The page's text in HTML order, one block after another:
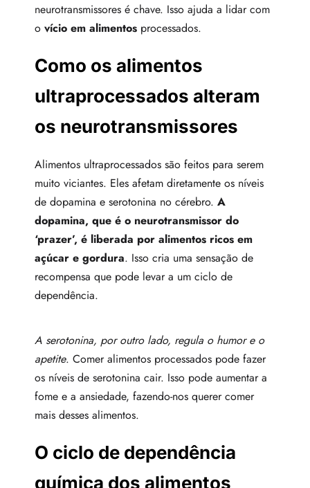
neurotransmissores é chave. Isso ajuda a lidar com
o vício em alimentos processados.
Como os alimentos
ultraprocessados alteram
os neurotransmissores
Alimentos ultraprocessados são feitos para serem
muito viciantes. Eles afetam diretamente os níveis
de dopamina e serotonina no cérebro. A
dopamina, que é o neurotransmissor do
‘prazer’, é liberada por alimentos ricos em
açúcar e gordura. Isso cria uma sensação de
recompensa que pode levar a um ciclo de
dependência.
A serotonina, por outro lado, regula o humor e o
apetite. Comer alimentos processados pode fazer
os níveis de serotonina cair. Isso pode aumentar a
fome e a ansiedade, fazendo-nos querer comer
mais desses alimentos.
O ciclo de dependência
química dos alimentos